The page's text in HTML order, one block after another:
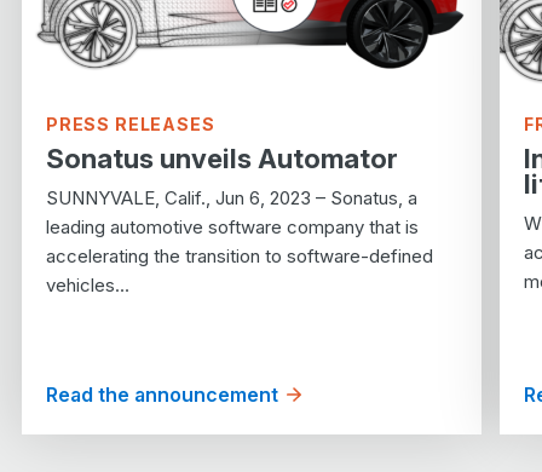
PRESS RELEASES
Sonatus unveils Automator
SUNNYVALE, Calif., Jun 6, 2023 – Sonatus, a
leading automotive software company that is
accelerating the transition to software-defined
vehicles…
Read the announcement